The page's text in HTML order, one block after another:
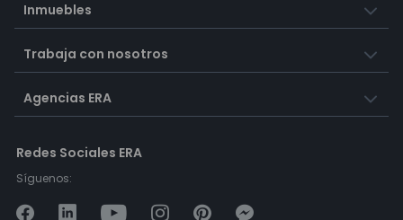
Inmuebles
Trabaja con nosotros
Agencias ERA
Redes Sociales ERA
Síguenos: